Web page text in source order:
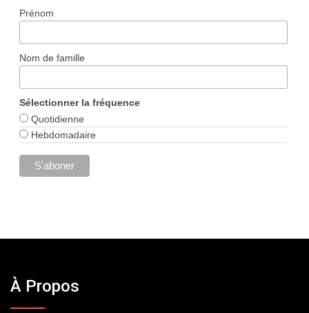
Prénom
Nom de famille
Sélectionner la fréquence
Quotidienne
Hebdomadaire
À Propos